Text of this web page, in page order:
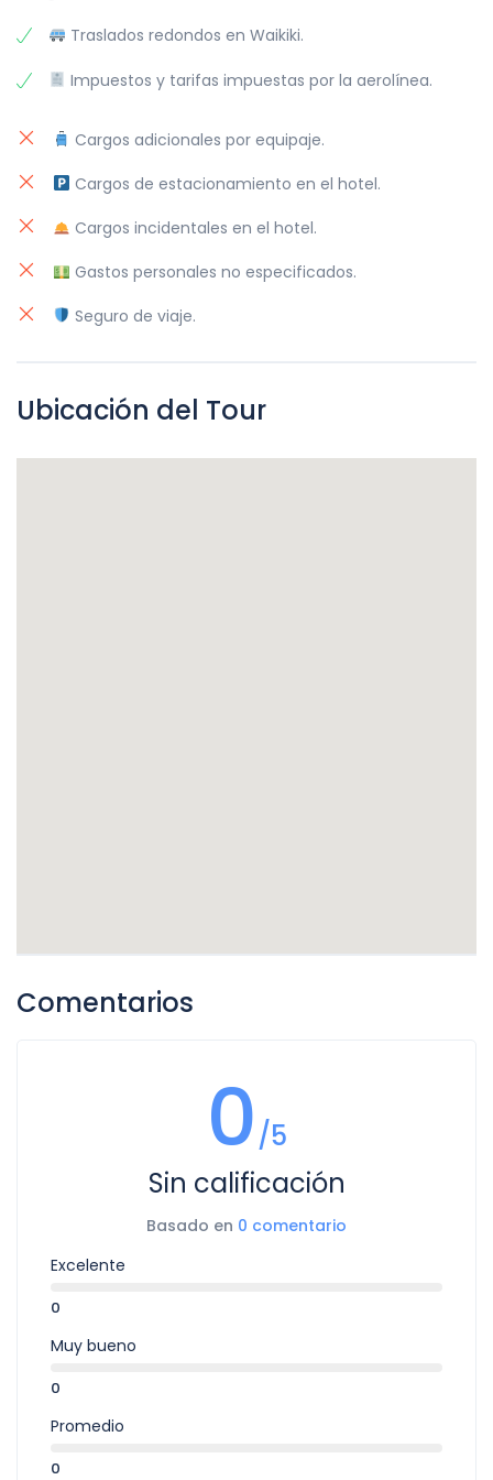
resort.
por la noche, espectáculo de fuegos
selección de habitación.
Self-parking: $69 más impuestos por
Valet parking: $79 más impuestos por
Traslados redondos en Waikiki.
Impuestos y tarifas impuestas por la aerolínea.
Cargos adicionales por equipaje.
Cargos de estacionamiento en el hotel.
Cargos incidentales en el hotel.
Gastos personales no especificados.
Seguro de viaje.
Ubicación del Tour
Comentarios
0/5
Sin calificación
Basado en 0 comentario
Excelente
0
Muy bueno
0
Promedio
0